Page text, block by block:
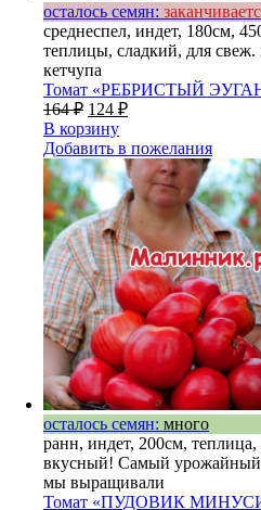
осталось семян:
среднеспел, индет, 180см,
теплицы, сладкий, для свеж.
кетчупа
Томат «РЕБРИСТЫЙ
164₽ 124 ₽
В корзину
Добавить в пожелания
осталось семян: много
ранн, индет, 200см,
вкусный! Самый урожайный
мы выращивали
Томат «ПУДОВИК